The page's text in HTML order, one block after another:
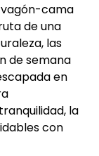
vagón-cama
de una
las
de semana
en
la
con